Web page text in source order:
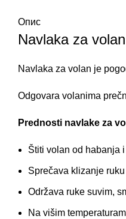
Опис
Navlaka za
Navlaka za volan je
Odgovara volanima
Prednosti navlake za
Štiti volan od habanja
Sprečava klizanje
Održava ruke suvim,
Na višim